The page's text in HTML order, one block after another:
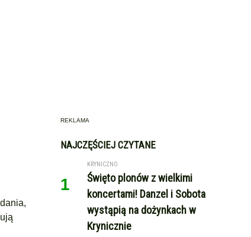
REKLAMA
NAJCZĘŚCIEJ CZYTANE
1
KRYNICZNO
Święto plonów z wielkimi
koncertami! Danzel i Sobota
wystąpią na dożynkach w
Krynicznie